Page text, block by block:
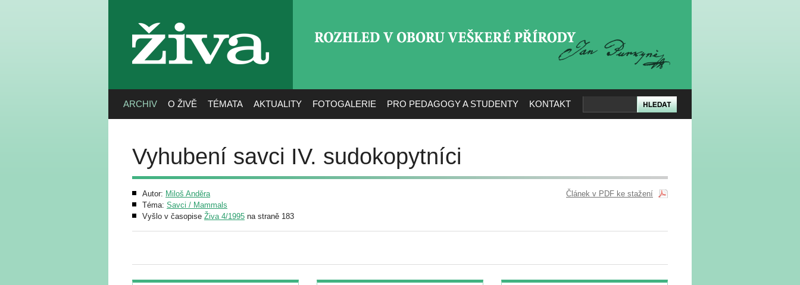
živa
ARCHIV O ŽIVĚ TÉMATA AKTUALITY FOTOGALERIE PRO PEDAGOGY A STUDENTY KONTAKT
Vyhubení savci IV. sudokopytníci
Autor: Miloš Anděra
Téma: Savci / Mammals
Vyšlo v časopise Živa 4/1995 na straně 183
Článek v PDF ke stažení